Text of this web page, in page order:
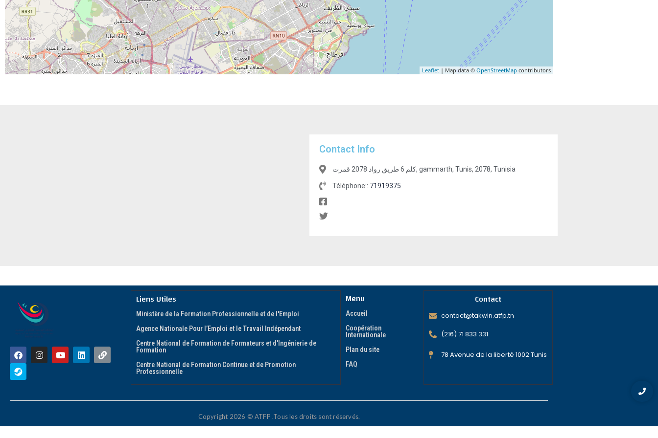
Leaflet | Map data © OpenStreetMap contributors
Contact Info
كلم 6 طريق رواد 2078 قمرت, gammarth, Tunis, 2078, Tunisia
Téléphone:: 71919375
Liens Utiles
Ministère de la Formation Professionnelle et de l'Emploi
Agence Nationale Pour l’Emploi et le Travail Indépendant
Centre National de Formation de Formateurs et d'Ingénierie de
Formation
Centre National de Formation Continue et de Promotion
Professionnelle
Menu
Accueil
Coopération
Internationale
Plan du site
FAQ
Contact
contact@takwin.atfp.tn
(216) 71 833 331
78 Avenue de la liberté 1002 Tunis
Copyright 2026 © ATFP .Tous les droits sont réservés.